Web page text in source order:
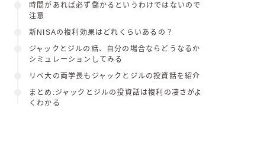
時間があれば必ず儲かるというわけではないので
注意
新NISAの複利効果はどれくらいあるの？
ジャックとジルの話、自分の場合ならどうなるか
シミュレーションしてみる
リベ大の両学長もジャックとジルの投資話を紹介
まとめ:ジャックとジルの投資話は複利の凄さがよ
くわかる